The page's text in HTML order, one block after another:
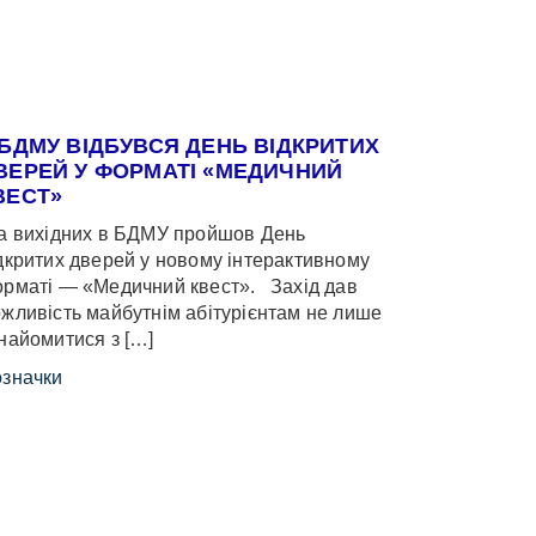
ВІДБУВСЯ ДЕНЬ ВІДКРИТИХ
У ФОРМАТІ «МЕДИЧНИЙ
вихідних в БДМУ пройшов День
дверей у новому інтерактивному
— «Медичний квест». Захід дав
майбутнім абітурієнтам не лише
з […]